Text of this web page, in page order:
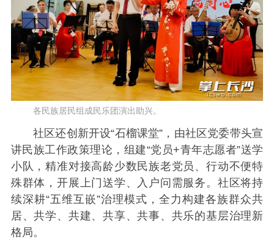
各民族居民组成民乐团演出助兴。
社区还创新开设“石榴课堂”，由社区党委带头宣
讲民族工作政策理论，组建“党员+青年志愿者”送学
小队，精准对接高龄少数民族老党员、行动不便特
殊群体，开展上门送学、入户问需服务。社区将持
续深耕“五维互嵌”治理模式，全力构建各族群众共
居、共学、共建、共享、共事、共乐的基层治理新
格局。